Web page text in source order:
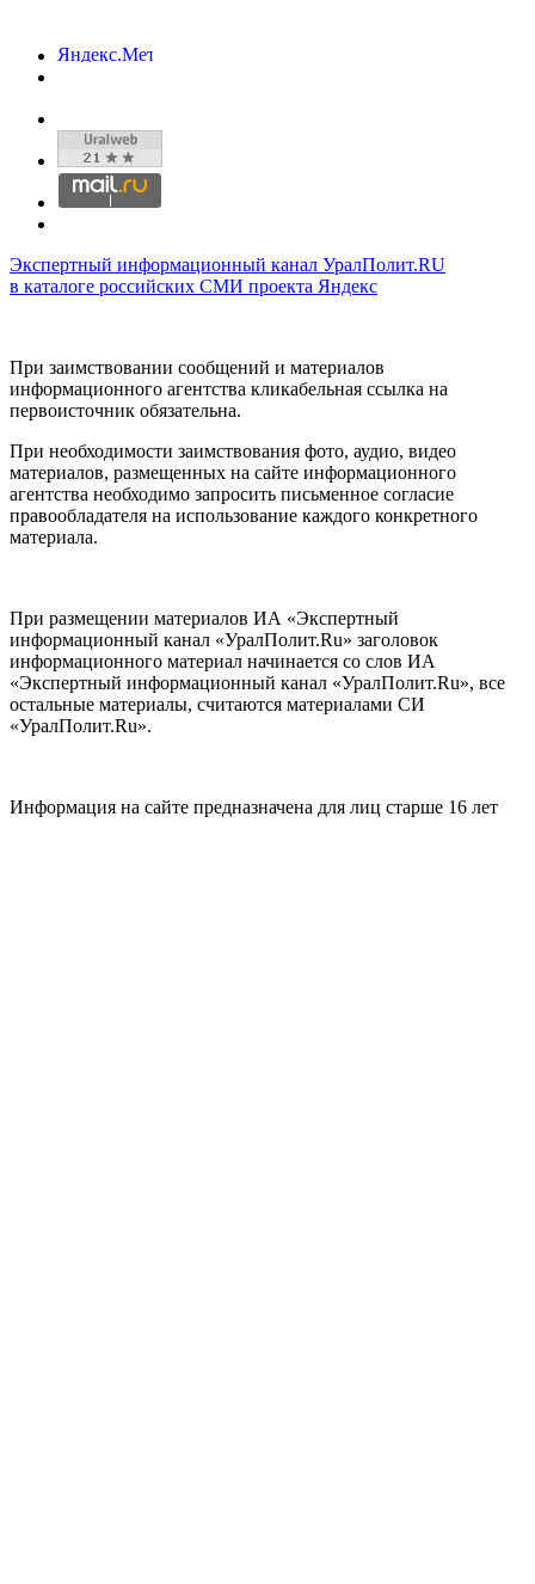
Экспертный информационный канал УралПолит.RU
в каталоге российских СМИ проекта Яндекс
При заимствовании сообщений и материалов
информационного агентства кликабельная ссылка на
первоисточник обязательна.
При необходимости заимствования фото, аудио, видео
материалов, размещенных на сайте информационного
агентства необходимо запросить письменное согласие
правообладателя на использование каждого конкретного
материала.
При размещении материалов ИА «Экспертный
информационный канал «УралПолит.Ru» заголовок
информационного материал начинается со слов ИА
«Экспертный информационный канал «УралПолит.Ru», все
остальные материалы, считаются материалами СИ
«УралПолит.Ru».
Информация на сайте предназначена для лиц старше 16 лет